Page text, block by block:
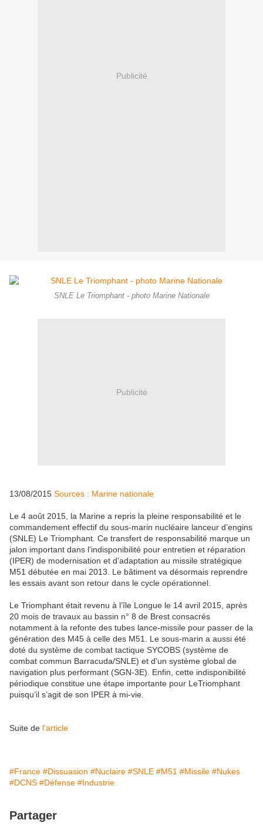
Publicité
SNLE Le Triomphant - photo Marine Nationale
Publicité
13/08/2015 Sources : Marine nationale
Le 4 août 2015, la Marine a repris la pleine responsabilité et le
commandement effectif du sous-marin nucléaire lanceur d’engins
(SNLE) Le Triomphant. Ce transfert de responsabilité marque un
jalon important dans l'indisponibilité pour entretien et réparation
(IPER) de modernisation et d’adaptation au missile stratégique
M51 débutée en mai 2013. Le bâtiment va désormais reprendre
les essais avant son retour dans le cycle opérationnel.
Le Triomphant était revenu à l’île Longue le 14 avril 2015, après
20 mois de travaux au bassin n° 8 de Brest consacrés
notamment à la refonte des tubes lance-missile pour passer de la
génération des M45 à celle des M51. Le sous-marin a aussi été
doté du système de combat tactique SYCOBS (système de
combat commun Barracuda/SNLE) et d'un système global de
navigation plus performant (SGN-3E). Enfin, cette indisponibilité
périodique constitue une étape importante pour LeTriomphant
puisqu’il s’agit de son IPER à mi-vie.
Suite de l'article
#France #Dissuasion #Nuclaire #SNLE #M51 #Missile #Nukes
#DCNS #Défense #Industrie
Partager